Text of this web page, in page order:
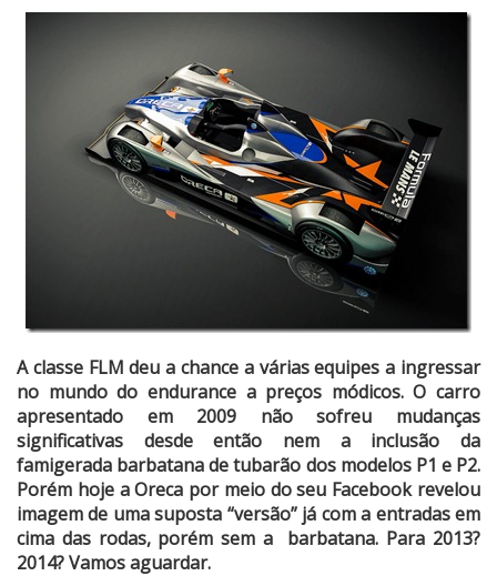
A classe FLM deu a chance a várias equipes a ingressar
no mundo do endurance a preços módicos. O carro
apresentado em 2009 não sofreu mudanças
significativas desde então nem a inclusão da
famigerada barbatana de tubarão dos modelos P1 e P2.
Porém hoje a Oreca por meio do seu Facebook revelou
imagem de uma suposta “versão” já com a entradas em
cima das rodas, porém sem a barbatana. Para 2013?
2014? Vamos aguardar.